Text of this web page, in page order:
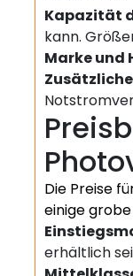
Kapazität
kann.
Marke und
Die Preise
einige
erhältlich